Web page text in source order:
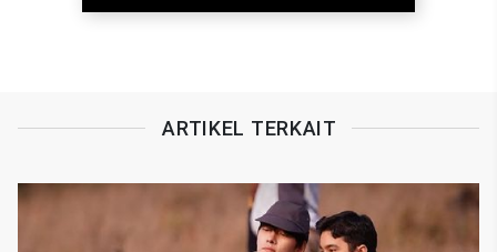
ARTIKEL TERKAIT